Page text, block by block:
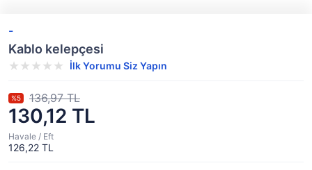
-
Kablo kelepçesi
İlk Yorumu Siz Yapın
130,12 TL
%5 136,97 TL
Havale / Eft
126,22 TL